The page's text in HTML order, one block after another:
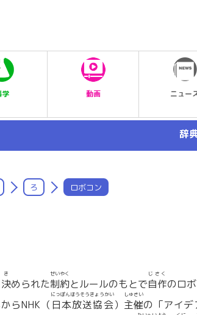
学 動画 ニュー
辞
ろ ロボコン
決
き
められた制約
せいやく
とルールのもとで自作
じさく
のロ
らNHK（ 日本放送協会
にっぽんほうそうきょうかい
） 主催
しゅさい
の「アイデ